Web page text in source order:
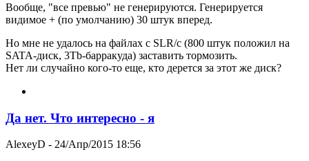
Вообще, "все превью" не генерируются. Генерируется
видимое + (по умолчанию) 30 штук вперед.
Но мне не удалось на файлах с SLR/c (800 штук положил на
SATA-диск, 3Tb-барракуда) заставить тормозить.
Нет ли случайно кого-то еще, кто дерется за этот же диск?
Да нет. Что интересно - я
AlexeyD - 24/Апр/2015 18:56